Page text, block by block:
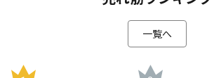
一覧へ